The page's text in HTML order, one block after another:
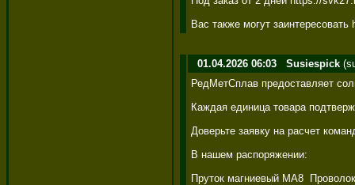
Вас также могут
01.04.2026 06:03 Susiespick
РедМетСплав предоставляет
Каждая единица товара
Доверьте заявку на расчет
В нашем распоряжении:
Пруток магниевый МА8